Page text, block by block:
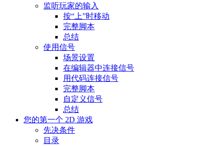
监听玩家的输入
按“上”时移动
完整脚本
总结
使用信号
场景设置
在编辑器中连接信号
用代码连接信号
完整脚本
自定义信号
总结
您的第一个 2D 游戏
先决条件
目录